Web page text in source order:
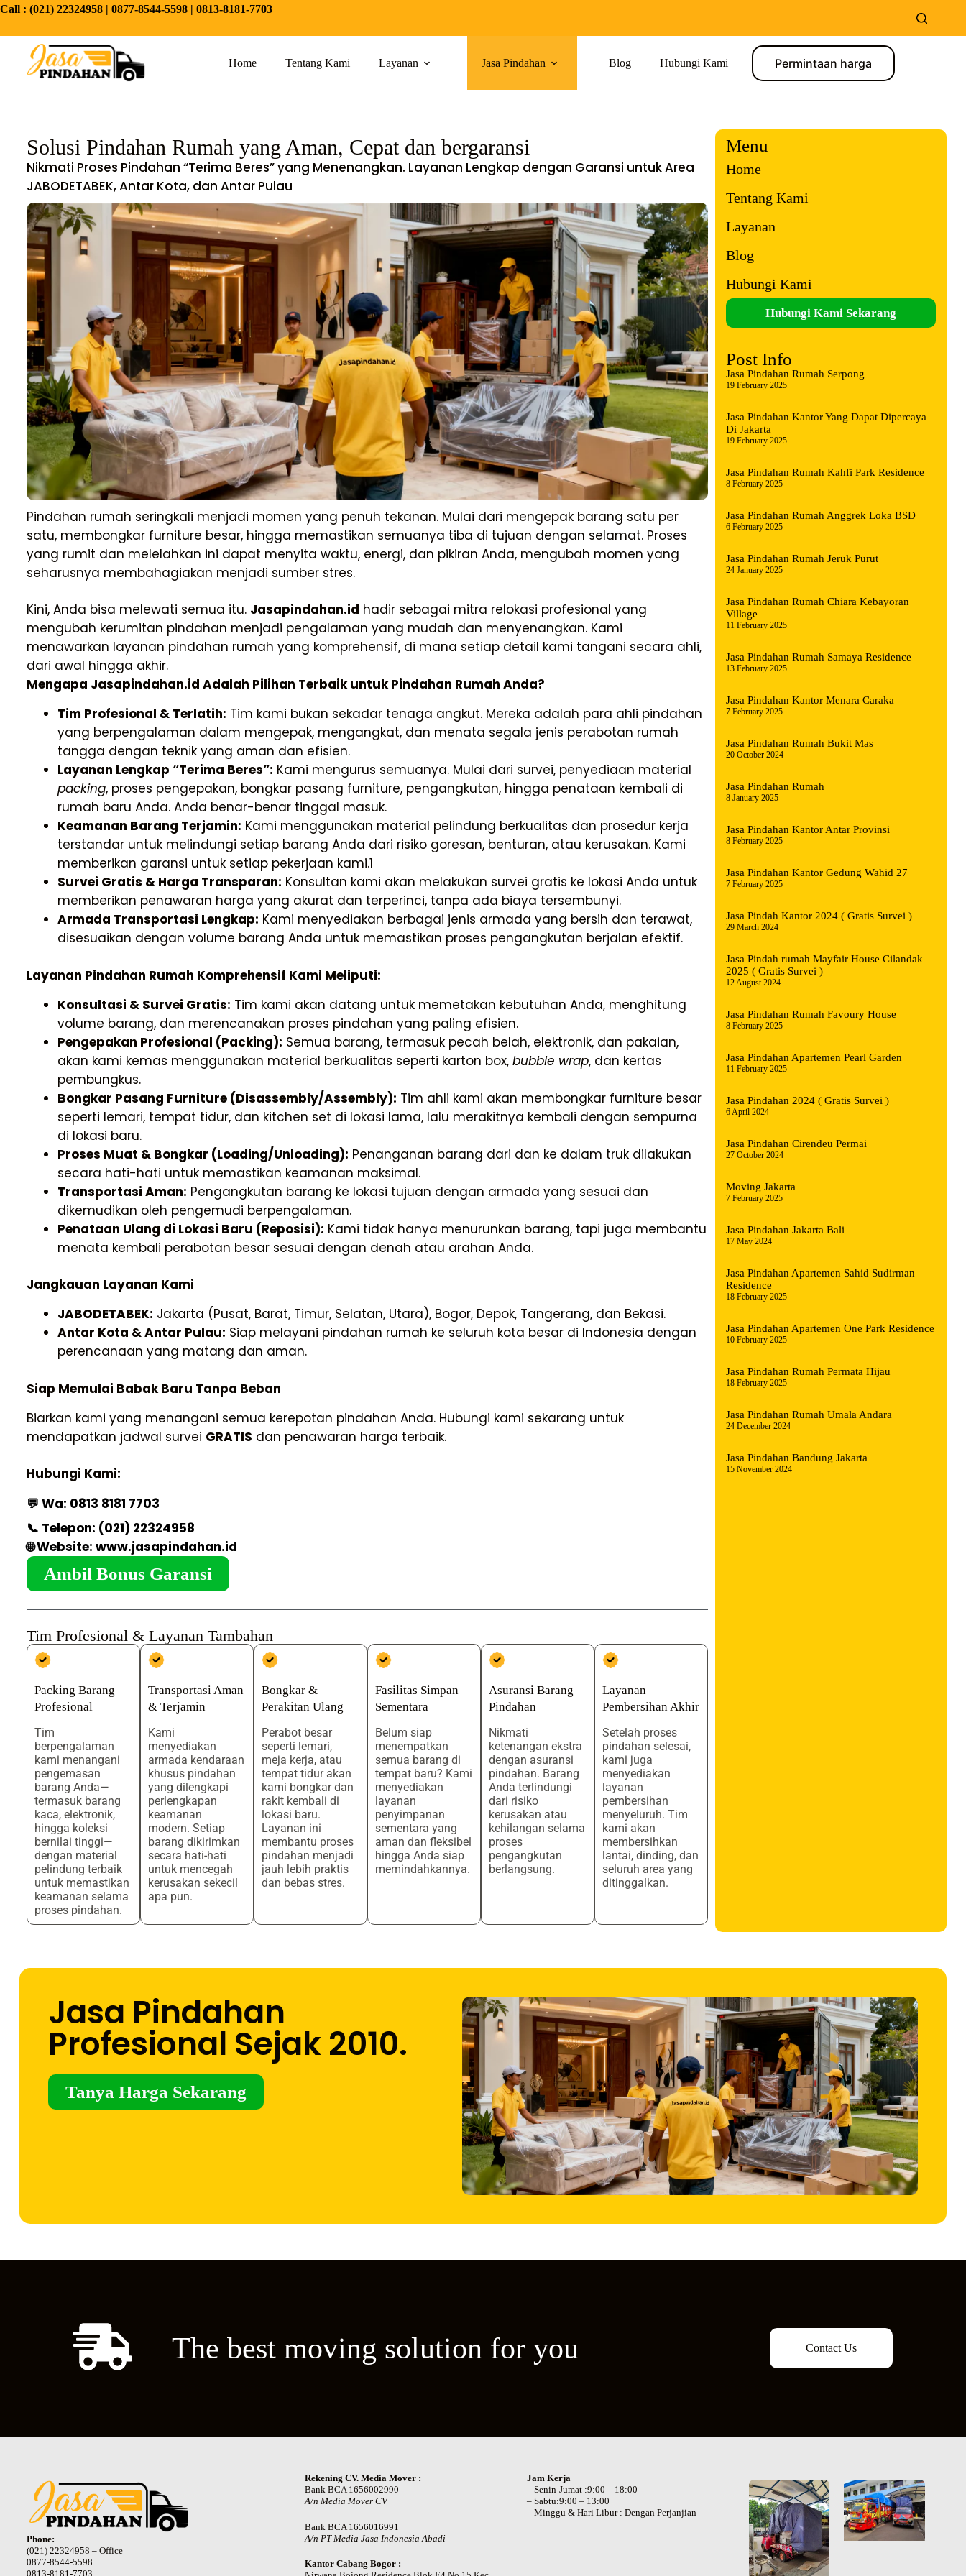
Call : (021) 22324958 | 0877-8544-5598 | 0813-8181-7703
Home Tentang Kami Layanan Jasa Pindahan Blog Hubungi Kami Permintaan harga
Solusi Pindahan Rumah yang Aman, Cepat dan bergaransi
Nikmati Proses Pindahan “Terima Beres” yang Menenangkan. Layanan Lengkap dengan Garansi untuk Area
JABODETABEK, Antar Kota, dan Antar Pulau
Pindahan rumah seringkali menjadi momen yang penuh tekanan. Mulai dari mengepak barang satu per
satu, membongkar furniture besar, hingga memastikan semuanya tiba di tujuan dengan selamat. Proses
yang rumit dan melelahkan ini dapat menyita waktu, energi, dan pikiran Anda, mengubah momen yang
seharusnya membahagiakan menjadi sumber stres.
Kini, Anda bisa melewati semua itu. Jasapindahan.id hadir sebagai mitra relokasi profesional yang
mengubah kerumitan pindahan menjadi pengalaman yang mudah dan menyenangkan. Kami
menawarkan layanan pindahan rumah yang komprehensif, di mana setiap detail kami tangani secara ahli,
dari awal hingga akhir.
Mengapa Jasapindahan.id Adalah Pilihan Terbaik untuk Pindahan Rumah Anda?
Tim Profesional & Terlatih: Tim kami bukan sekadar tenaga angkut. Mereka adalah para ahli pindahan
yang berpengalaman dalam mengepak, mengangkat, dan menata segala jenis perabotan rumah
tangga dengan teknik yang aman dan efisien.
Layanan Lengkap “Terima Beres”: Kami mengurus semuanya. Mulai dari survei, penyediaan material
packing, proses pengepakan, bongkar pasang furniture, pengangkutan, hingga penataan kembali di
rumah baru Anda. Anda benar-benar tinggal masuk.
Keamanan Barang Terjamin: Kami menggunakan material pelindung berkualitas dan prosedur kerja
terstandar untuk melindungi setiap barang Anda dari risiko goresan, benturan, atau kerusakan. Kami
memberikan garansi untuk setiap pekerjaan kami.1
Survei Gratis & Harga Transparan: Konsultan kami akan melakukan survei gratis ke lokasi Anda untuk
memberikan penawaran harga yang akurat dan terperinci, tanpa ada biaya tersembunyi.
Armada Transportasi Lengkap: Kami menyediakan berbagai jenis armada yang bersih dan terawat,
disesuaikan dengan volume barang Anda untuk memastikan proses pengangkutan berjalan efektif.
Layanan Pindahan Rumah Komprehensif Kami Meliputi:
Konsultasi & Survei Gratis: Tim kami akan datang untuk memetakan kebutuhan Anda, menghitung
volume barang, dan merencanakan proses pindahan yang paling efisien.
Pengepakan Profesional (Packing): Semua barang, termasuk pecah belah, elektronik, dan pakaian,
akan kami kemas menggunakan material berkualitas seperti karton box, bubble wrap, dan kertas
pembungkus.
Bongkar Pasang Furniture (Disassembly/Assembly): Tim ahli kami akan membongkar furniture besar
seperti lemari, tempat tidur, dan kitchen set di lokasi lama, lalu merakitnya kembali dengan sempurna
di lokasi baru.
Proses Muat & Bongkar (Loading/Unloading): Penanganan barang dari dan ke dalam truk dilakukan
secara hati-hati untuk memastikan keamanan maksimal.
Transportasi Aman: Pengangkutan barang ke lokasi tujuan dengan armada yang sesuai dan
dikemudikan oleh pengemudi berpengalaman.
Penataan Ulang di Lokasi Baru (Reposisi): Kami tidak hanya menurunkan barang, tapi juga membantu
menata kembali perabotan besar sesuai dengan denah atau arahan Anda.
Jangkauan Layanan Kami
JABODETABEK: Jakarta (Pusat, Barat, Timur, Selatan, Utara), Bogor, Depok, Tangerang, dan Bekasi.
Antar Kota & Antar Pulau: Siap melayani pindahan rumah ke seluruh kota besar di Indonesia dengan
perencanaan yang matang dan aman.
Siap Memulai Babak Baru Tanpa Beban
Biarkan kami yang menangani semua kerepotan pindahan Anda. Hubungi kami sekarang untuk
mendapatkan jadwal survei GRATIS dan penawaran harga terbaik.
Hubungi Kami:
💬 Wa: 0813 8181 7703
📞 Telepon: (021) 22324958
🌐 Website: www.jasapindahan.id
Ambil Bonus Garansi
Tim Profesional & Layanan Tambahan
Packing Barang
Profesional
Tim
berpengalaman
kami menangani
pengemasan
barang Anda—
termasuk barang
kaca, elektronik,
hingga koleksi
bernilai tinggi—
dengan material
pelindung terbaik
untuk memastikan
keamanan selama
proses pindahan.
Transportasi Aman
& Terjamin
Kami
menyediakan
armada kendaraan
khusus pindahan
yang dilengkapi
perlengkapan
keamanan
modern. Setiap
barang dikirimkan
secara hati-hati
untuk mencegah
kerusakan sekecil
apa pun.
Bongkar &
Perakitan Ulang
Perabot besar
seperti lemari,
meja kerja, atau
tempat tidur akan
kami bongkar dan
rakit kembali di
lokasi baru.
Layanan ini
membantu proses
pindahan menjadi
jauh lebih praktis
dan bebas stres.
Fasilitas Simpan
Sementara
Belum siap
menempatkan
semua barang di
tempat baru? Kami
menyediakan
layanan
penyimpanan
sementara yang
aman dan fleksibel
hingga Anda siap
memindahkannya.
Asuransi Barang
Pindahan
Nikmati
ketenangan ekstra
dengan asuransi
pindahan. Barang
Anda terlindungi
dari risiko
kerusakan atau
kehilangan selama
proses
pengangkutan
berlangsung.
Layanan
Pembersihan Akhir
Setelah proses
pindahan selesai,
kami juga
menyediakan
layanan
pembersihan
menyeluruh. Tim
kami akan
membersihkan
lantai, dinding, dan
seluruh area yang
ditinggalkan.
Menu
Home
Tentang Kami
Layanan
Blog
Hubungi Kami
Hubungi Kami Sekarang
Post Info
Jasa Pindahan Rumah Serpong
19 February 2025
Jasa Pindahan Kantor Yang Dapat Dipercaya
Di Jakarta
19 February 2025
Jasa Pindahan Rumah Kahfi Park Residence
8 February 2025
Jasa Pindahan Rumah Anggrek Loka BSD
6 February 2025
Jasa Pindahan Rumah Jeruk Purut
24 January 2025
Jasa Pindahan Rumah Chiara Kebayoran
Village
11 February 2025
Jasa Pindahan Rumah Samaya Residence
13 February 2025
Jasa Pindahan Kantor Menara Caraka
7 February 2025
Jasa Pindahan Rumah Bukit Mas
20 October 2024
Jasa Pindahan Rumah
8 January 2025
Jasa Pindahan Kantor Antar Provinsi
8 February 2025
Jasa Pindahan Kantor Gedung Wahid 27
7 February 2025
Jasa Pindah Kantor 2024 ( Gratis Survei )
29 March 2024
Jasa Pindah rumah Mayfair House Cilandak
2025 ( Gratis Survei )
12 August 2024
Jasa Pindahan Rumah Favoury House
8 February 2025
Jasa Pindahan Apartemen Pearl Garden
11 February 2025
Jasa Pindahan 2024 ( Gratis Survei )
6 April 2024
Jasa Pindahan Cirendeu Permai
27 October 2024
Moving Jakarta
7 February 2025
Jasa Pindahan Jakarta Bali
17 May 2024
Jasa Pindahan Apartemen Sahid Sudirman
Residence
18 February 2025
Jasa Pindahan Apartemen One Park Residence
10 February 2025
Jasa Pindahan Rumah Permata Hijau
18 February 2025
Jasa Pindahan Rumah Umala Andara
24 December 2024
Jasa Pindahan Bandung Jakarta
15 November 2024
Jasa Pindahan
Profesional Sejak 2010.
Tanya Harga Sekarang
The best moving solution for you Contact Us
Phone:
(021) 22324958 – Office
0877-8544-5598
0813-8181-7703
Rekening CV. Media Mover :
Bank BCA 1656002990
A/n Media Mover CV
Bank BCA 1656016991
A/n PT Media Jasa Indonesia Abadi
Kantor Cabang Bogor :
Jam Kerja
– Senin-Jumat :9:00 – 18:00
– Sabtu:9:00 – 13:00
– Minggu & Hari Libur : Dengan Perjanjian